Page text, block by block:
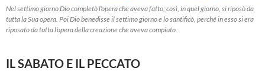
Nel settimo giorno Dio completò l’opera che aveva fatto; così, in quel giorno, si riposò da
tutta la Sua opera. Poi Dio benedisse il settimo giorno e lo santificò, perché in esso si era
riposato da tutta l’opera della creazione che aveva compiuto.
IL SABATO E IL PECCATO